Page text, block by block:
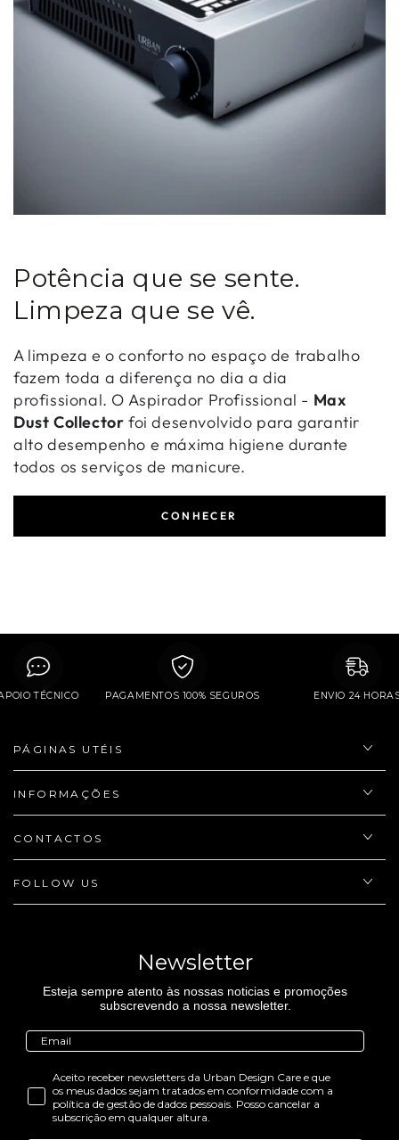
Potência que se sente.
Limpeza que se vê.
A limpeza e o conforto no espaço de trabalho
fazem toda a diferença no dia a dia
profissional. O Aspirador Profissional - Max
Dust Collector foi desenvolvido para garantir
alto desempenho e máxima higiene durante
todos os serviços de manicure.
CONHECER
APOIO TÉCNICO PAGAMENTOS 100% SEGUROS ENVIO 24
PÁGINAS UTÉIS
INFORMAÇÕES
CONTACTOS
FOLLOW US
Newsletter
Esteja sempre atento às nossas noticias e promoções
subscrevendo a nossa newsletter.
Aceito receber newsletters da Urban Design Care e que
os meus dados sejam tratados em conformidade com a
política de gestão de dados pessoais. Posso cancelar a
subscrição em qualquer altura.